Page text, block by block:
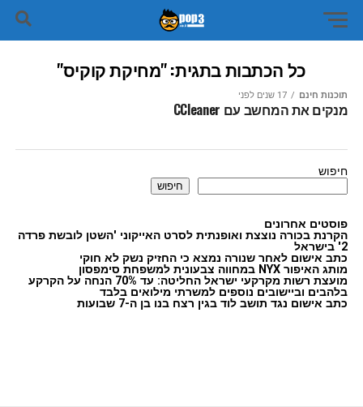
כל הכתבות בתגית: "מחיקת קוקיס"
תוכנות חינם 17 שנים לפני
מנקים את המחשב עם CCleaner
חיפוש
חיפוש
פוסטים אחרונים
הקרנת בכורה נוצצת ואופנתית לסרט האייקוני 'השטן לובשת פרדה
2' בישראל
כתב אישום לאחר שנורה נמצא כי החזיק נשק לא חוקי
מותג האיפור NYX במחווה צבעונית למשפחת סימפסון
מועצת רשות מקרקעי ישראל החליטה: עד 70% הנחה על הקרקע
בלהבים וביישובים נוספים למשרתי מילואים בלבד
כתב אישום נגד תושב לוד בגין רצח בנו בן ה-7 שבועות